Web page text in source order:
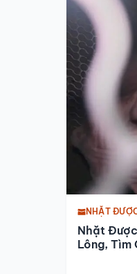
NHẶT
Nhặt
Lông, Tìm